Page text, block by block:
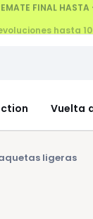
Vuelta
ligeras